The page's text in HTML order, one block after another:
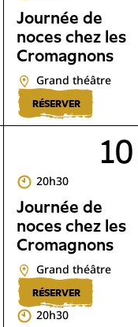
Journée de
noces chez les
Cromagnons
Grand théâtre
RÉSERVER
10
20h30
Journée de
noces chez les
Cromagnons
Grand théâtre
RÉSERVER
20h30